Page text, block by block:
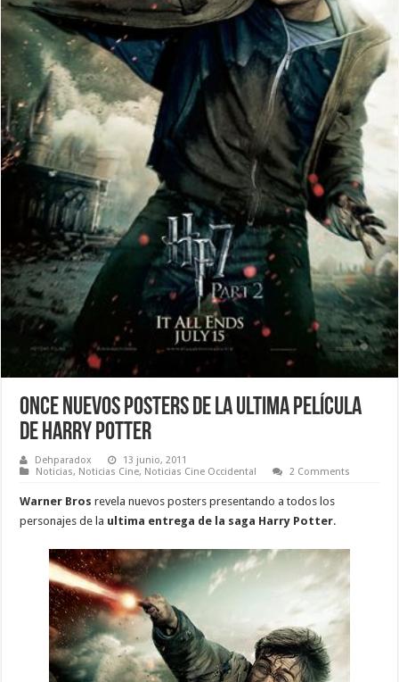
Once nuevos posters de la ultima película
de Harry Potter
Dehparadox
13 junio, 2011
Noticias, Noticias Cine, Noticias Cine Occidental 2 Comments
Warner Bros revela nuevos posters presentando a todos los
personajes de la ultima entrega de la saga Harry Potter.